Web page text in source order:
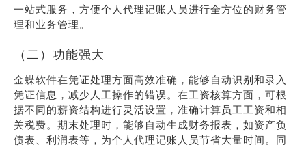
一站式服务，方便个人代理记账人员进行全方位的财务管
理和业务管理。
（二）功能强大
金蝶软件在凭证处理方面高效准确，能够自动识别和录入
凭证信息，减少人工操作的错误。在工资核算方面，可根
据不同的薪资结构进行灵活设置，准确计算员工工资和相
关税费。期末处理时，能够自动生成财务报表，如资产负
债表、利润表等，为个人代理记账人员节省大量时间。同